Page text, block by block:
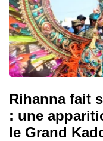
Rihanna fait
: une
le Grand